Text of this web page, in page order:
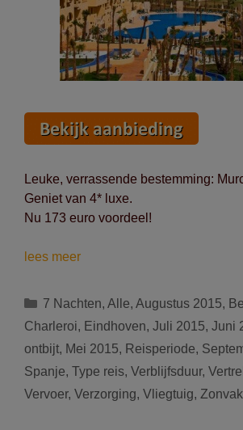
Leuke, verrassende bestemming:
Geniet van 4* luxe.
Nu 173 euro voordeel!
lees meerZon,
strand
in
de
stralende
Spaanse
Categorieën
7 Nachten, Alle, Augustus 2015,
Charleroi, Eindhoven, Juli 2015, Juni
ontbijt, Mei 2015, Reisperiode,
Spanje, Type reis, Verblijfsduur,
Vervoer, Verzorging, Vliegtuig,